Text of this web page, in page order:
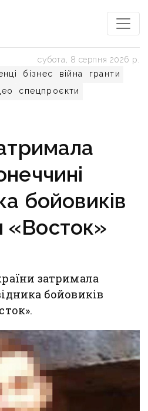
бізнес війна
гранти
спецпроєкти
субота, 8 серпня 2026 р.
бойовиків
«Восток»
затримала
бойовиків